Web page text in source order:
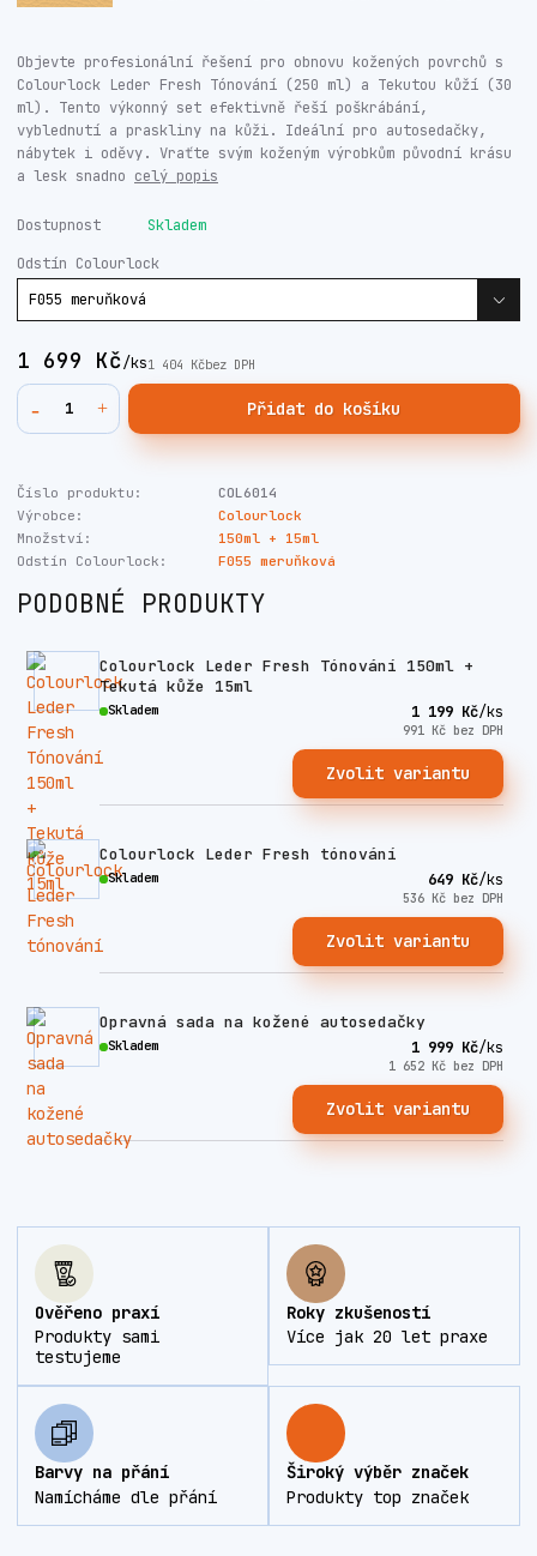
Objevte profesionální řešení pro obnovu kožených povrchů s
Colourlock Leder Fresh Tónování (250 ml) a Tekutou kůží (30
ml). Tento výkonný set efektivně řeší poškrábání,
vyblednutí a praskliny na kůži. Ideální pro autosedačky,
nábytek i oděvy. Vraťte svým koženým výrobkům původní krásu
a lesk snadno celý popis
Dostupnost Skladem
Odstín Colourlock
1 699 Kč/ks1 404 Kčbez DPH
Přidat do košíku
Číslo produktu:
COL6014
Výrobce:
Colourlock
Množství:
150ml + 15ml
Odstín Colourlock:
F055 meruňková
PODOBNÉ PRODUKTY
Colourlock Leder Fresh Tónování 150ml +
Tekutá kůže 15ml
1 199 Kč/ks
991 Kč bez DPH
Skladem
Zvolit variantu
Colourlock Leder Fresh tónování
649 Kč/ks
536 Kč bez DPH
Skladem
Zvolit variantu
Opravná sada na kožené autosedačky
1 999 Kč/ks
1 652 Kč bez DPH
Skladem
Zvolit variantu
Ověřeno praxí
Produkty sami
testujeme
Roky zkušeností
Více jak 20 let praxe
Barvy na přání
Namícháme dle přání
Široký výběr značek
Produkty top značek